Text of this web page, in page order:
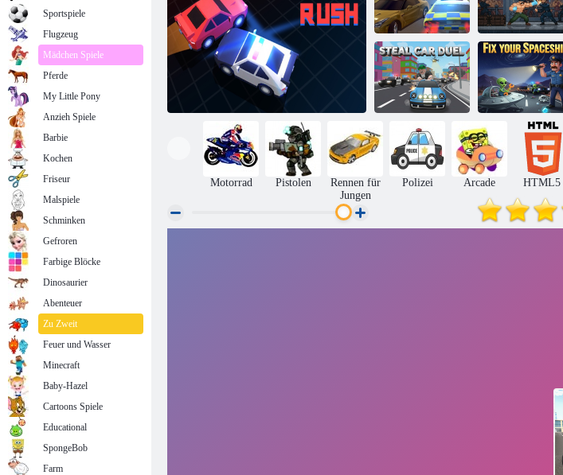
Verfolgungsjagdspiel
der Stadtpolizei
Hector (Demo)
Auto-Duell
stehlen
Repariere dein
Raumschiff
Motorrad Pistolen
Rennen für
Jungen
Polizei Arcade HTML5
Sportspiele
Flugzeug
Mädchen Spiele
Pferde
My Little Pony
Anzieh Spiele
Barbie
Kochen
Friseur
Malspiele
Schminken
Gefroren
Farbige Blöcke
Dinosaurier
Abenteuer
Zu Zweit
Feuer und Wasser
Minecraft
Baby-Hazel
Cartoons Spiele
Educational
SpongeBob
Farm